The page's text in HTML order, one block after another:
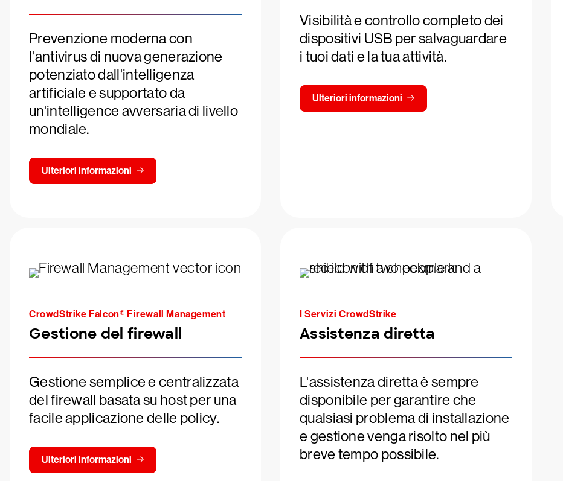
Prevenzione moderna con
l'antivirus di nuova generazione
potenziato dall'intelligenza
artificiale e supportato da
un'intelligence avversaria di livello
mondiale.
Ulteriori informazioni
Visibilità e controllo completo dei
dispositivi USB per salvaguardare
i tuoi dati e la tua attività.
Ulteriori informazioni
CrowdStrike Falcon® Firewall Management
Gestione del firewall
Gestione semplice e centralizzata
del firewall basata su host per una
facile applicazione delle policy.
Ulteriori informazioni
I Servizi CrowdStrike
Assistenza diretta
L'assistenza diretta è sempre
disponibile per garantire che
qualsiasi problema di installazione
e gestione venga risolto nel più
breve tempo possibile.